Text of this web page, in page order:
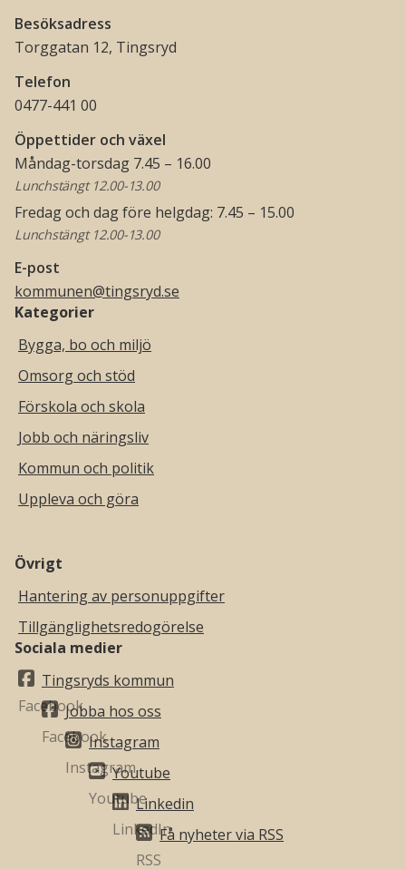
Besöksadress
Torggatan 12, Tingsryd
Telefon
0477-441 00
Öppettider och växel
Måndag-torsdag 7.45 – 16.00
Lunchstängt 12.00-13.00
Fredag och dag före helgdag: 7.45 – 15.00
Lunchstängt 12.00-13.00
E-post
kommunen@tingsryd.se
Kategorier
Bygga, bo och miljö
Omsorg och stöd
Förskola och skola
Jobb och näringsliv
Kommun och politik
Uppleva och göra
Övrigt
Hantering av personuppgifter
Tillgänglighetsredogörelse
Sociala medier
Tingsryds kommun
Jobba hos oss
Instagram
Youtube
Linkedin
Få nyheter via RSS